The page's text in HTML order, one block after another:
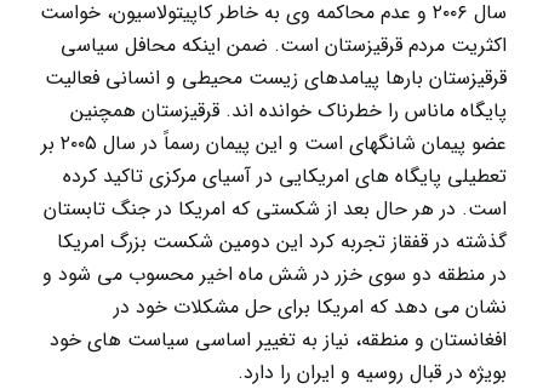
سال ۲۰۰۶ و عدم محاکمه وی به خاطر کاپیتولاسیون، خواست
اکثریت مردم قرقیزستان است. ضمن اینکه محافل سیاسی
قرقیزستان بارها پیامدهای زیست محیطی و انسانی فعالیت
پایگاه ماناس را خطرناک خوانده اند. قرقیزستان همچنین
عضو پیمان شانگهای است و این پیمان رسماً در سال ۲۰۰۵ بر
تعطیلی پایگاه های امریکایی در آسیای مرکزی تاکید کرده
است. در هر حال بعد از شکستی که امریکا در جنگ تابستان
گذشته در قفقاز تجربه کرد این دومین شکست بزرگ امریکا
در منطقه دو سوی خزر در شش ماه اخیر محسوب می شود و
نشان می دهد که امریکا برای حل مشکلات خود در
افغانستان و منطقه، نیاز به تغییر اساسی سیاست های خود
بویژه در قبال روسیه و ایران را دارد.